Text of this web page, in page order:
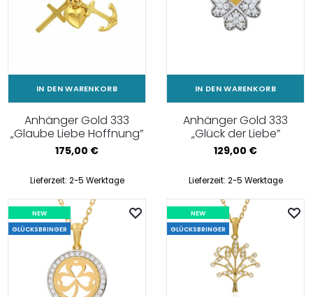
IN DEN WARENKORB
Anhänger Gold 333
„Glaube Liebe Hoffnung”
175,00 €
Lieferzeit: 2-5 Werktage
IN DEN WARENKORB
Anhänger Gold 333
„Glück der Liebe”
129,00 €
Lieferzeit: 2-5 Werktage
NEW
GLÜCKSBRINGER
NEW
GLÜCKSBRINGER